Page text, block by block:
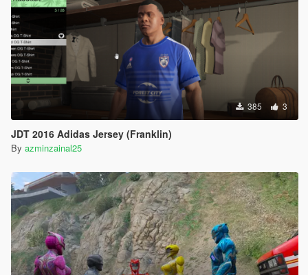
385 3
JDT 2016 Adidas Jersey (Franklin)
By azminzainal25